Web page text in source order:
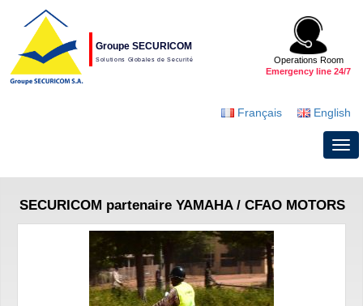
Groupe SECURICOM
Solutions Globales de Securité
Operations Room
Emergency line 24/7
Français English
SECURICOM partenaire YAMAHA / CFAO MOTORS